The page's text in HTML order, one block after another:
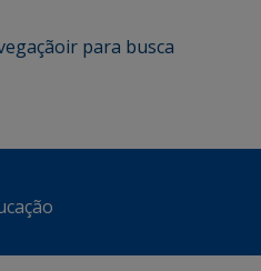
ir para busca